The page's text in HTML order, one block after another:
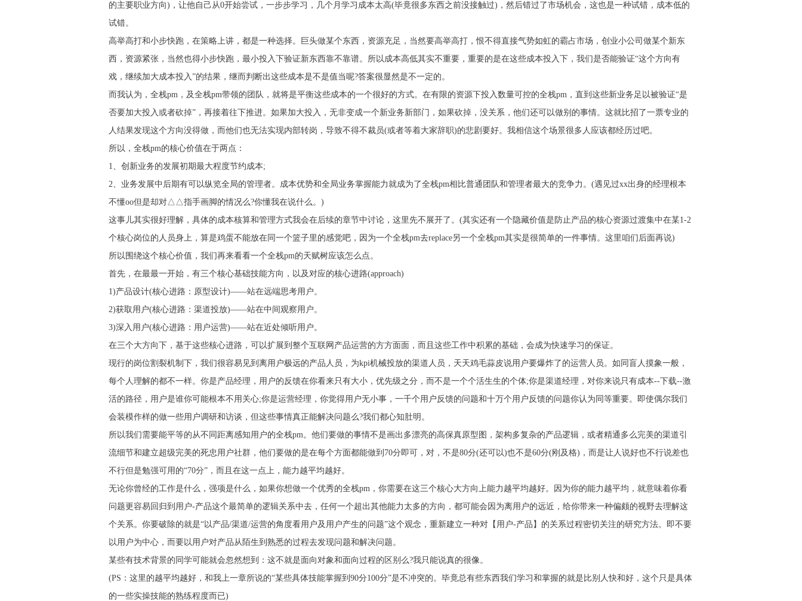
的主要职业方向)，让他自己从0开始尝试，一步步学习，几个月学习成本太高(毕竟很多东西之前没接触过)，然后错过了市场机会，这也是一种试错，成本低的
试错。
高举高打和小步快跑，在策略上讲，都是一种选择。巨头做某个东西，资源充足，当然要高举高打，恨不得直接气势如虹的霸占市场，创业小公司做某个新东
西，资源紧张，当然也得小步快跑，最小投入下验证新东西靠不靠谱。所以成本高低其实不重要，重要的是在这些成本投入下，我们是否能验证“这个方向有
戏，继续加大成本投入”的结果，继而判断出这些成本是不是值当呢?答案很显然是不一定的。
而我认为，全栈pm，及全栈pm带领的团队，就将是平衡这些成本的一个很好的方式。在有限的资源下投入数量可控的全栈pm，直到这些新业务足以被验证“是
否要加大投入或者砍掉”，再接着往下推进。如果加大投入，无非变成一个新业务新部门，如果砍掉，没关系，他们还可以做别的事情。这就比招了一票专业的
人结果发现这个方向没得做，而他们也无法实现内部转岗，导致不得不裁员(或者等着大家辞职)的悲剧要好。我相信这个场景很多人应该都经历过吧。
所以，全栈pm的核心价值在于两点：
1、创新业务的发展初期最大程度节约成本;
2、业务发展中后期有可以纵览全局的管理者。成本优势和全局业务掌握能力就成为了全栈pm相比普通团队和管理者最大的竞争力。(遇见过xx出身的经理根本
不懂oo但是却对△△指手画脚的情况么?你懂我在说什么。)
这事儿其实很好理解，具体的成本核算和管理方式我会在后续的章节中讨论，这里先不展开了。(其实还有一个隐藏价值是防止产品的核心资源过渡集中在某1-2
个核心岗位的人员身上，算是鸡蛋不能放在同一个篮子里的感觉吧，因为一个全栈pm去replace另一个全栈pm其实是很简单的一件事情。这里咱们后面再说)
所以围绕这个核心价值，我们再来看看一个全栈pm的天赋树应该怎么点。
首先，在最最一开始，有三个核心基础技能方向，以及对应的核心进路(approach)
1)产品设计(核心进路：原型设计)——站在远端思考用户。
2)获取用户(核心进路：渠道投放)——站在中间观察用户。
3)深入用户(核心进路：用户运营)——站在近处倾听用户。
在三个大方向下，基于这些核心进路，可以扩展到整个互联网产品运营的方方面面，而且这些工作中积累的基础，会成为快速学习的保证。
现行的岗位割裂机制下，我们很容易见到离用户极远的产品人员，为kpi机械投放的渠道人员，天天鸡毛蒜皮说用户要爆炸了的运营人员。如同盲人摸象一般，
每个人理解的都不一样。你是产品经理，用户的反馈在你看来只有大小，优先级之分，而不是一个个活生生的个体;你是渠道经理，对你来说只有成本--下载--激
活的路径，用户是谁你可能根本不用关心;你是运营经理，你觉得用户无小事，一千个用户反馈的问题和十万个用户反馈的问题你认为同等重要。即使偶尔我们
会装模作样的做一些用户调研和访谈，但这些事情真正能解决问题么?我们都心知肚明。
所以我们需要能平等的从不同距离感知用户的全栈pm。他们要做的事情不是画出多漂亮的高保真原型图，架构多复杂的产品逻辑，或者精通多么完美的渠道引
流细节和建立超级完美的死忠用户社群，他们要做的是在每个方面都能做到70分即可，对，不是80分(还可以)也不是60分(刚及格)，而是让人说好也不行说差也
不行但是勉强可用的“70分”，而且在这一点上，能力越平均越好。
无论你曾经的工作是什么，强项是什么，如果你想做一个优秀的全栈pm，你需要在这三个核心大方向上能力越平均越好。因为你的能力越平均，就意味着你看
问题更容易回归到用户-产品这个最简单的逻辑关系中去，任何一个超出其他能力太多的方向，都可能会因为离用户的远近，给你带来一种偏颇的视野去理解这
个关系。你要破除的就是“以产品/渠道/运营的角度看用户及用户产生的问题”这个观念，重新建立一种对【用户-产品】的关系过程密切关注的研究方法。即不要
以用户为中心，而要以用户对产品从陌生到熟悉的过程去发现问题和解决问题。
某些有技术背景的同学可能就会忽然想到：这不就是面向对象和面向过程的区别么?我只能说真的很像。
(PS：这里的越平均越好，和我上一章所说的“某些具体技能掌握到90分100分”是不冲突的。毕竟总有些东西我们学习和掌握的就是比别人快和好，这个只是具体
的一些实操技能的熟练程度而已)